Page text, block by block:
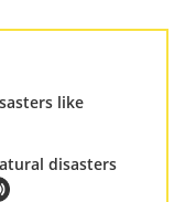
like
disasters